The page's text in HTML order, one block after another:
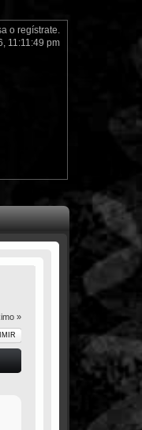
o regístrate.
11:11:49 pm
»